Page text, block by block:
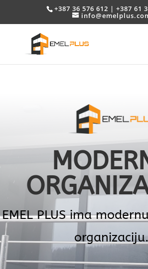
+387 36 576 612 | +387 61
EMEL PLUS ima